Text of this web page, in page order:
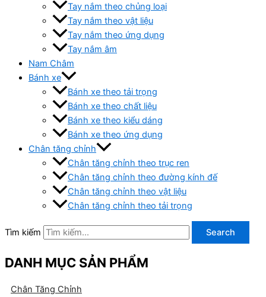
Tay nắm theo chủng loại
Tay nắm theo vật liệu
Tay nắm theo ứng dụng
Tay nắm âm
Nam Châm
Bánh xe
Bánh xe theo tải trọng
Bánh xe theo chất liệu
Bánh xe theo kiểu dáng
Bánh xe theo ứng dụng
Chân tăng chỉnh
Chân tăng chỉnh theo trục ren
Chân tăng chỉnh theo đường kính đế
Chân tăng chỉnh theo vật liệu
Chân tăng chỉnh theo tải trọng
Tìm kiếm Search
DANH MỤC SẢN PHẨM
Chân Tăng Chỉnh